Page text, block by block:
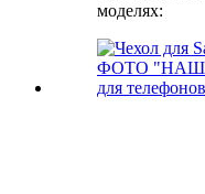
моделях: